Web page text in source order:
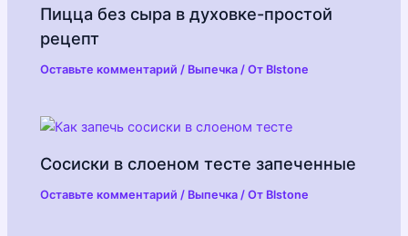
Пицца без сыра в духовке-простой
рецепт
Оставьте комментарий / Выпечка / От Blstone
Сосиски в слоеном тесте запеченные
Оставьте комментарий / Выпечка / От Blstone